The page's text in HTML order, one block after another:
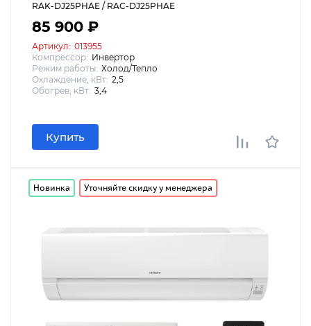
RAK-DJ25PHAE / RAC-DJ25PHAE
85 900 ₽
Артикул: 013955
Компрессор: Инвертор
Режим работы: Холод/Тепло
Охлаждение, кВт: 2,5
Обогрев, кВт: 3,4
Купить
Новинка Уточняйте скидку у менеджера